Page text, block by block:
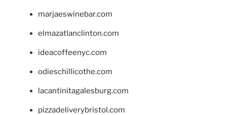
marjaeswinebar.com
elmazatlanclinton.com
ideacoffeenyc.com
odieschillicothe.com
lacantinitagalesburg.com
pizzadeliverybristol.com